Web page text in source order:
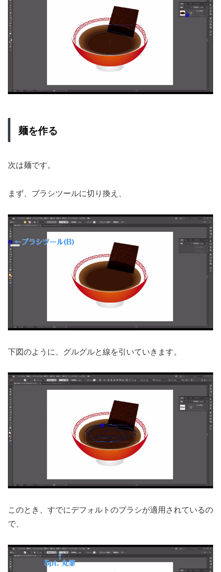
麺を作る
次は麺です。
まず、ブラシツールに切り換え、
下図のように、グルグルと線を引いていきます。
このとき、すでにデフォルトのブラシが適用されているの
で、